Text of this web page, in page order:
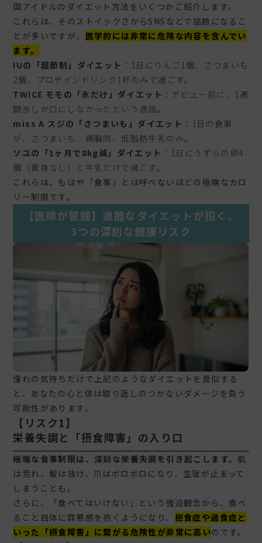
国アイドルのダイエット方法をいくつかご紹介します。
これらは、そのストイックさからSNSなどで話題になるこ
とが多いですが、 医学的には非常に危険な内容を含んでい
ます。
IUの「超節制」ダイエット ：1日にりんご1個、さつまいも
2個、プロテインドリンク1杯のみで過ごす。
TWICE モモの「氷だけ」ダイエット ：デビュー前に、1週
間氷しか口にしなかったという逸話。
miss A スジの「さつまいも」ダイエット ：1日の食事
が、さつまいも、鶏胸肉、低脂肪牛乳のみ。
ソユの「1ヶ月で8kg減」ダイエット ：1日にうずらの卵4
個（黄身なし）と牛乳だけで過ごす。
これらは、もはや「食事」とは呼べないほどの極端なカロ
リー制限です。
【医師が警鐘】過酷なダイエットが招く、
3つの深刻な健康リスク
憧れの気持ちだけで上記のようなダイエットを真似する
と、あなたの心と体は取り返しのつかないダメージを負う
可能性があります。
【リスク1】
栄養失調と「摂食障害」の入り口
極端な食事制限は、深刻な栄養失調を引き起こします。 肌
は荒れ、髪は抜け、爪はボロボロになり、生理が止まって
しまうことも。
さらに、「食べてはいけない」という強迫観念から、食べ
ること自体に罪悪感を抱くようになり、 拒食症や過食症と
いった「摂食障害」に繋がる危険性が非常に高いのです。